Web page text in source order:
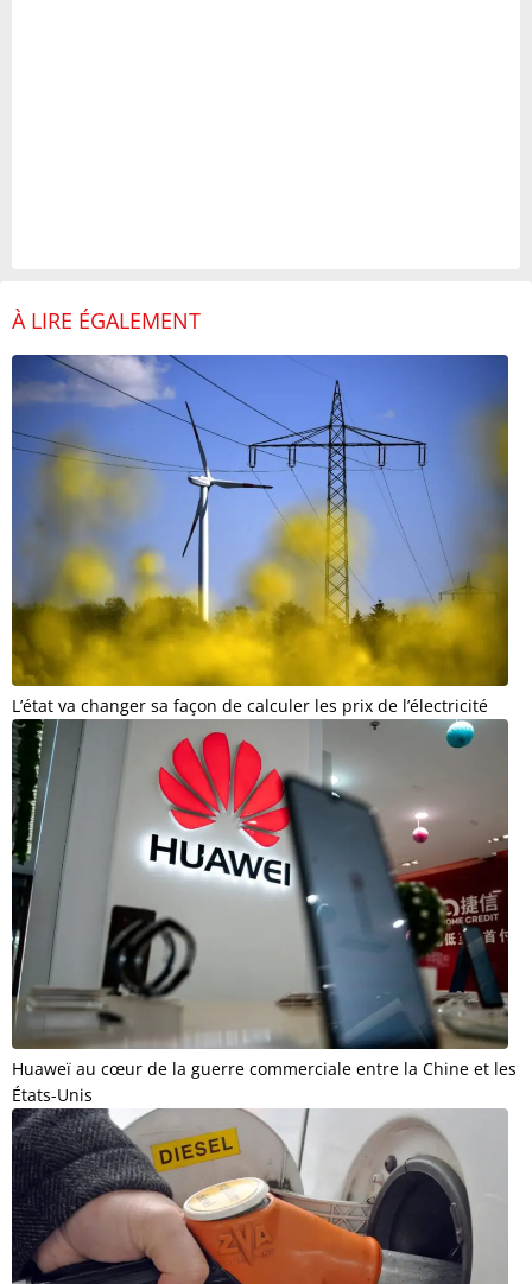
À LIRE ÉGALEMENT
L’état va changer sa façon de calculer les prix de l’électricité
Huaweï au cœur de la guerre commerciale entre la Chine et les
États-Unis